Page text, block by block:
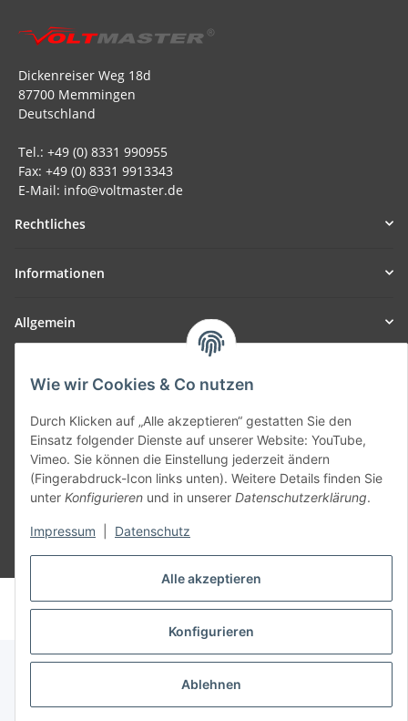
Alle akzeptieren
Konfigurieren
Ablehnen
Wie wir Cookies & Co nutzen
Durch Klicken auf „Alle akzeptieren“ gestatten Sie den
Einsatz folgender Dienste auf unserer Website: YouTube,
Vimeo. Sie können die Einstellung jederzeit ändern
(Fingerabdruck-Icon links unten). Weitere Details finden Sie
unter Konfigurieren und in unserer Datenschutzerklärung.
Impressum Datenschutz
Dickenreiser Weg 18d
87700 Memmingen
Deutschland
Tel.: +49 (0) 8331 990955
Fax: +49 (0) 8331 9913343
E-Mail: info@voltmaster.de
Rechtliches
Informationen
Allgemein
SmoliTec - Safety. Simplified. Worldwide. ( B2B Shop )
Vertrag widerrufen
* Alle Preise inkl. gesetzlicher USt., zzgl.Versand
© voltmaster.de